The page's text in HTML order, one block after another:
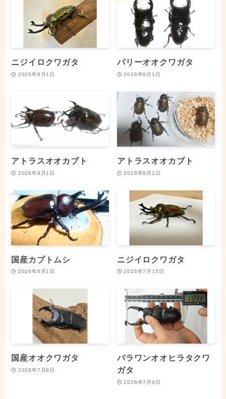
ニジイロクワガタ
2026年8月1日
パリーオオクワガタ
2026年8月1日
アトラスオオカブト
2026年8月1日
アトラスオオカブト
2026年8月1日
国産カブトムシ
2026年8月1日
ニジイロクワガタ
2026年7月15日
国産オオクワガタ
2026年7月9日
パラワンオオヒラタクワ
ガタ
2026年7月9日